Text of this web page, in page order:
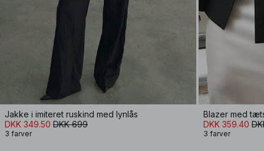
Jakke i imiteret ruskind med lynlås
DKK 349.50 DKK 699
3 farver
Blazer med
DKK 359.40
3 farver